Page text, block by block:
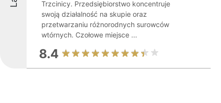
Trzcinicy. Przedsiębiorstwo koncentruje
swoją działalność na skupie oraz
przetwarzaniu różnorodnych surowców
wtórnych. Czołowe miejsce ...
8.4